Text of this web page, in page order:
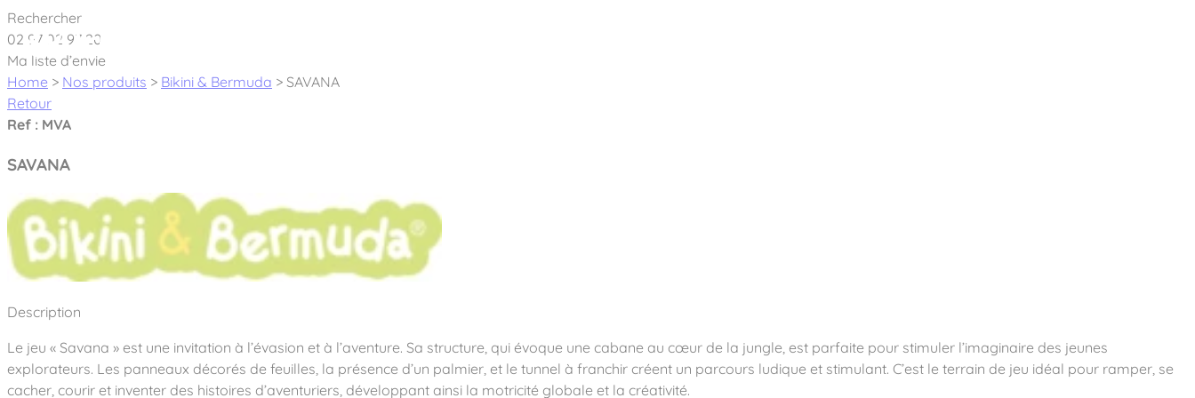
Cookies management panel
Créateur et fabricant d’aires de jeux & équipements sportifs
Nos dernières actualités
À propos
Nos Garanties
Notre concept
Aires de jeux Bikini & Bermuda®
Tous nos jeux
Jeux inclusifs
Sport & Fitness Sport&Co®
Agrès fitness
Mobilier & accessoires
Rechercher
02 97 02 97 20
Ma liste d’envie
Home > Nos produits > Bikini & Bermuda > SAVANA
Retour
Ref : MVA
SAVANA
Description
Le jeu « Savana » est une invitation à l’évasion et à l’aventure. Sa structure, qui évoque une cabane au cœur de la jungle, est parfaite pour stimuler l’imaginaire des jeunes
explorateurs. Les panneaux décorés de feuilles, la présence d’un palmier, et le tunnel à franchir créent un parcours ludique et stimulant. C’est le terrain de jeu idéal pour ramper, se
cacher, courir et inventer des histoires d’aventuriers, développant ainsi la motricité globale et la créativité.